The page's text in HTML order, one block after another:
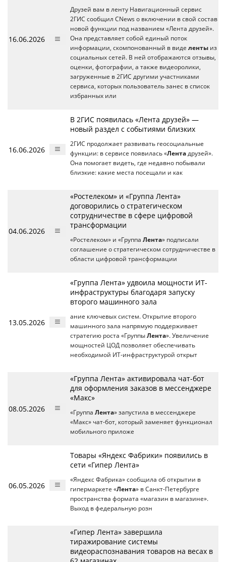
16.06.2026
Друзей вам в ленту Навигационный сервис
2ГИС сообщил CNews о включении в свой состав
новой функции под названием «Лента друзей».
Она представляет собой единый поток
информации, скомпонованный в виде ленты из
социальных сетей. В ней отображаются отзывы,
оценки, фотографии, а также видеоролики,
загруженные в 2ГИС другими участниками
сервиса, которых пользователь занес в список
избранных или
16.06.2026
В 2ГИС появилась «Лента друзей» —
новый раздел с событиями близких
2ГИС продолжает развивать геосоциальные
функции: в сервисе появилась «Лента друзей».
Она помогает видеть, где недавно побывали
близкие: какие места посещали и как
04.06.2026
«Ростелеком» и «Группа Лента»
договорились о стратегическом
сотрудничестве в сфере цифровой
трансформации
«Ростелеком» и «Группа Лента» подписали
соглашение о стратегическом сотрудничестве в
области цифровой трансформации
13.05.2026
«Группа Лента» удвоила мощности ИТ-
инфраструктуры благодаря запуску
второго машинного зала
ание ключевых систем. Открытие второго
машинного зала напрямую поддерживает
стратегию роста «Группы Лента». Увеличение
мощностей ЦОД позволяет обеспечивать
необходимой ИТ-инфраструктурой открыт
08.05.2026
«Группа Лента» активировала чат-бот
для оформления заказов в мессенджере
«Макс»
«Группа Лента» запустила в мессенджере
«Макс» чат-бот, который заменяет функционал
мобильного приложе
06.05.2026
Товары «Яндекс Фабрики» появились в
сети «Гипер Лента»
«Яндекс Фабрика» сообщила об открытии в
гипермаркете «Лента» в Санкт-Петербурге
пространства формата «магазин в магазине».
Выход в федеральную розн
«Гипер Лента» завершила
тиражирование системы
видеораспознавания товаров на весах в